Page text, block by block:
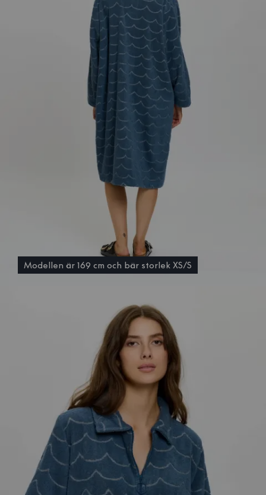
Modellen är 169 cm och bär storlek XS/S